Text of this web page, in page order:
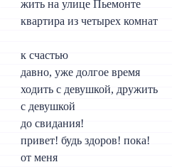
жить на улице Пьемонте
квартира из четырех комнат
к счастью
давно, уже долгое время
ходить с девушкой, дружить
с девушкой
до свидания!
привет! будь здоров! пока!
от меня